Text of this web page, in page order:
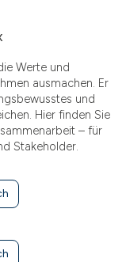
Werte und
ausmachen. Er
und
Hier finden Sie
– für
Stakeholder.